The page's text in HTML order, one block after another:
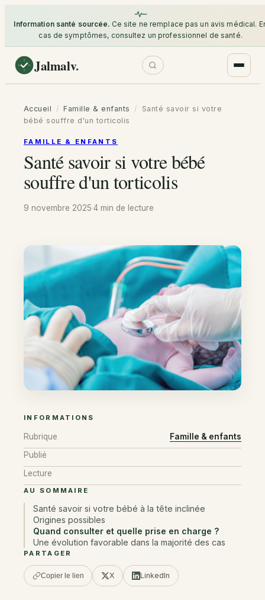
Information santé sourcée. Ce site ne remplace pas un avis médical.
cas de symptômes, consultez un professionnel de santé.
Jalmalv.
Accueil / Famille & enfants /
Santé savoir si votre
bébé souffre d'un torticolis
FAMILLE & ENFANTS
Santé savoir si votre bébé
souffre d'un torticolis
9 novembre 2025·4 min de lecture
INFORMATIONS
Rubrique
Famille & enfants
Publié
Lecture
AU SOMMAIRE
Santé savoir si votre bébé à la tête inclinée
Origines possibles
Quand consulter et quelle prise en charge ?
Une évolution favorable dans la majorité des cas
PARTAGER
Copier le lien X LinkedIn